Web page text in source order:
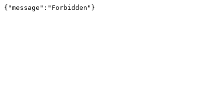
{"message":"Forbidden"}